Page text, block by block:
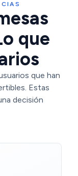
que
que han
Estas
decisión